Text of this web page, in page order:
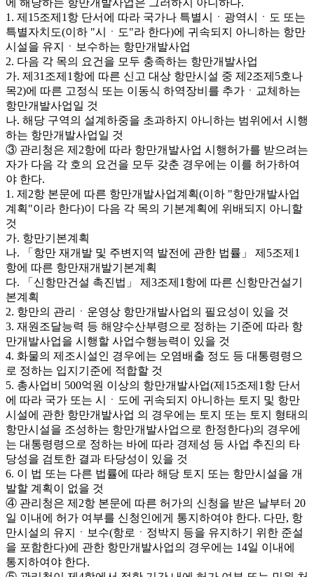
에 해당하는 항만개발사업은 그러하지 아니하다.
1. 제15조제1항 단서에 따라 국가나 특별시ㆍ광역시ㆍ도 또는
특별자치도(이하 "시ㆍ도"라 한다)에 귀속되지 아니하는 항만
시설을 유지ㆍ보수하는 항만개발사업
2. 다음 각 목의 요건을 모두 충족하는 항만개발사업
가. 제31조제1항에 따른 신고 대상 항만시설 중 제2조제5호나
목2)에 따른 고정식 또는 이동식 하역장비를 추가ㆍ교체하는
항만개발사업일 것
나. 해당 구역의 설계하중을 초과하지 아니하는 범위에서 시행
하는 항만개발사업일 것
③ 관리청은 제2항에 따라 항만개발사업 시행허가를 받으려는
자가 다음 각 호의 요건을 모두 갖춘 경우에는 이를 허가하여
야 한다.
1. 제2항 본문에 따른 항만개발사업계획(이하 "항만개발사업
계획"이라 한다)이 다음 각 목의 기본계획에 위배되지 아니할
것
가. 항만기본계획
나. 「항만 재개발 및 주변지역 발전에 관한 법률」 제5조제1
항에 따른 항만재개발기본계획
다. 「신항만건설 촉진법」 제3조제1항에 따른 신항만건설기
본계획
2. 항만의 관리ㆍ운영상 항만개발사업의 필요성이 있을 것
3. 재원조달능력 등 해양수산부령으로 정하는 기준에 따라 항
만개발사업을 시행할 사업수행능력이 있을 것
4. 화물의 제조시설인 경우에는 오염배출 정도 등 대통령령으
로 정하는 입지기준에 적합할 것
5. 총사업비 500억원 이상의 항만개발사업(제15조제1항 단서
에 따라 국가 또는 시ㆍ도에 귀속되지 아니하는 토지 및 항만
시설에 관한 항만개발사업 의 경우에는 토지 또는 토지 형태의
항만시설을 조성하는 항만개발사업으로 한정한다)의 경우에
는 대통령령으로 정하는 바에 따라 경제성 등 사업 추진의 타
당성을 검토한 결과 타당성이 있을 것
6. 이 법 또는 다른 법률에 따라 해당 토지 또는 항만시설을 개
발할 계획이 없을 것
④ 관리청은 제2항 본문에 따른 허가의 신청을 받은 날부터 20
일 이내에 허가 여부를 신청인에게 통지하여야 한다. 다만, 항
만시설의 유지ㆍ보수(항로ㆍ정박지 등을 유지하기 위한 준설
을 포함한다)에 관한 항만개발사업의 경우에는 14일 이내에
통지하여야 한다.